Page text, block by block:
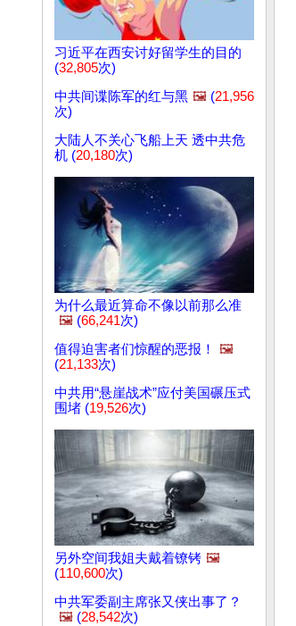
习近平在西安讨好留学生的目的
(32,805次)
中共间谍陈军的红与黑 🖼️ (21,956
次)
大陆人不关心飞船上天 透中共危
机 (20,180次)
为什么最近算命不像以前那么准
🖼️ (66,241次)
值得迫害者们惊醒的恶报！
🖼️
(21,133次)
中共用“悬崖战术”应付美国碾压式
围堵 (19,526次)
另外空间我姐夫戴着镣铐 🖼️
(110,600次)
中共军委副主席张又侠出事了？
🖼️ (28,542次)